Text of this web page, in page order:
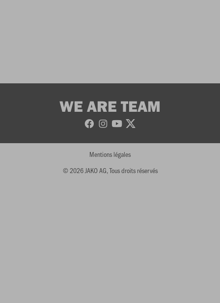
WE ARE TEAM
© 2026 JAKO AG, Tous droits réservés
Mentions légales